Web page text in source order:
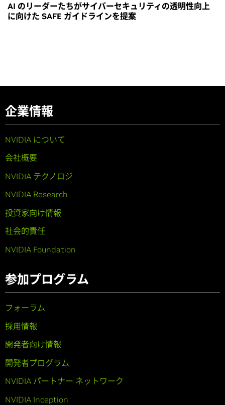
AI のリーダーたちがサイバーセキュリティの透明性向上
に向けた SAFE ガイドラインを提案
企業情報
NVIDIA について
会社概要
NVIDIA テクノロジ
NVIDIA Research
投資家向け情報
社会的責任
NVIDIA Foundation
参加プログラム
フォーラム
採用情報
開発者向け情報
開発者プログラム
NVIDIA パートナー ネットワーク
NVIDIA Inception